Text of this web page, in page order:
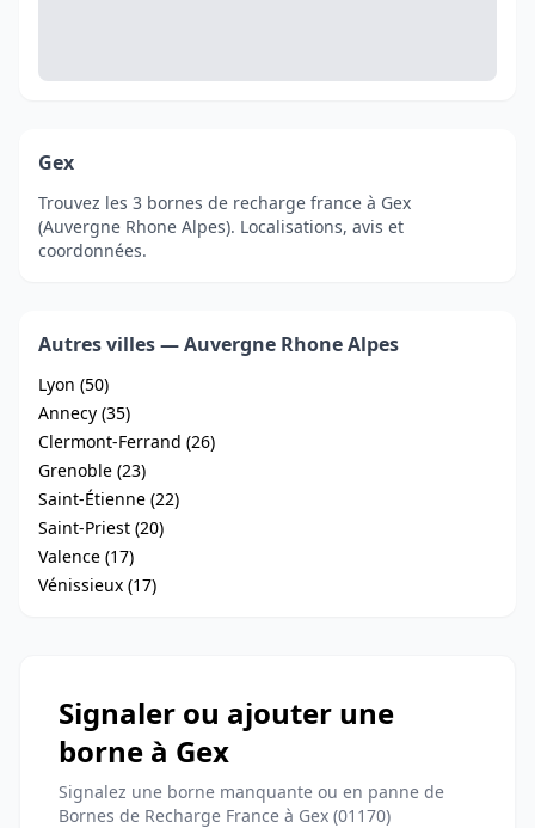
Gex
Trouvez les 3 bornes de recharge france à Gex
(Auvergne Rhone Alpes). Localisations, avis et
coordonnées.
Autres villes — Auvergne Rhone Alpes
Lyon (50)
Annecy (35)
Clermont-Ferrand (26)
Grenoble (23)
Saint-Étienne (22)
Saint-Priest (20)
Valence (17)
Vénissieux (17)
Signaler ou ajouter une
borne à Gex
Signalez une borne manquante ou en panne de
Bornes de Recharge France à Gex (01170)